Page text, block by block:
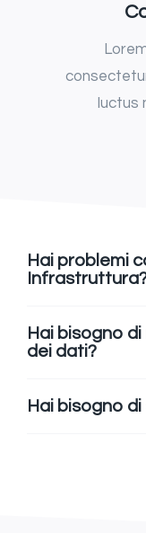
luctus
Hai problemi
Hai bisogno
dei dati?
Hai bisogno